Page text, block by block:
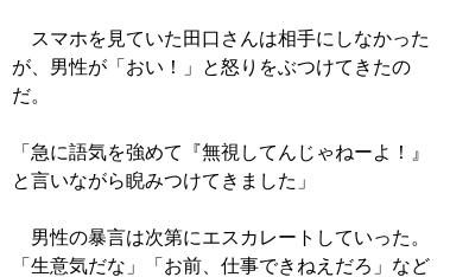
スマホを見ていた田口さんは相手にしなかった
が、男性が「おい！」と怒りをぶつけてきたの
だ。
「急に語気を強めて『無視してんじゃねーよ！』
と言いながら睨みつけてきました」
男性の暴言は次第にエスカレートしていった。
「生意気だな」「お前、仕事できねえだろ」など